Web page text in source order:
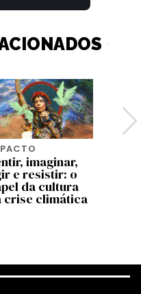
imaginar,
e resistir: o
da cultura
crise climática